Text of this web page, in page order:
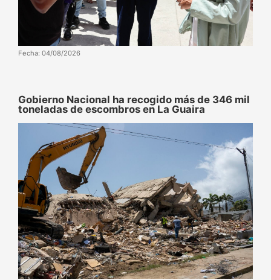
Fecha: 04/08/2026
Gobierno Nacional ha recogido más de 346 mil
toneladas de escombros en La Guaira